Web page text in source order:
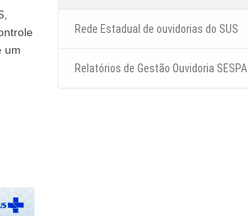
um
Rede Estadual de ouvidorias do SUS
Relatórios de Gestão Ouvidoria SESPA